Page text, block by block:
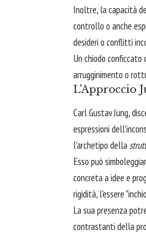
Inoltre, la capacità
controllo o anche
desideri o conflitti
Un chiodo
arrugginimento o
L'Approccio
Carl Gustav Jung,
espressioni
l'archetipo della
Esso può
concreta a idee e
rigidità, l'essere
La sua presenza
contrastanti della